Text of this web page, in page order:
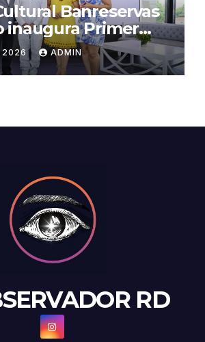
Banreservas
inaugura Primer
de Artesanos de
2026 ADMIN
RD